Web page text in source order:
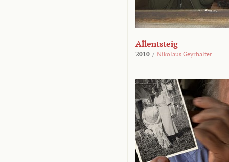
Allentsteig
2010 / Nikolaus Geyrhalter